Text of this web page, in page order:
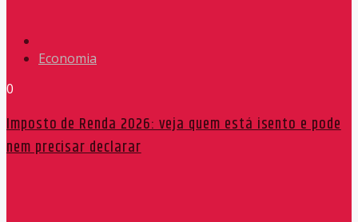
Economia
0
Imposto de Renda 2026: veja quem está isento e pode
nem precisar declarar